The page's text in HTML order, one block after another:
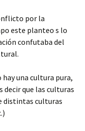
por la
este planteo s lo
confutaba del
hay una cultura pura,
decir que las culturas
distintas culturas